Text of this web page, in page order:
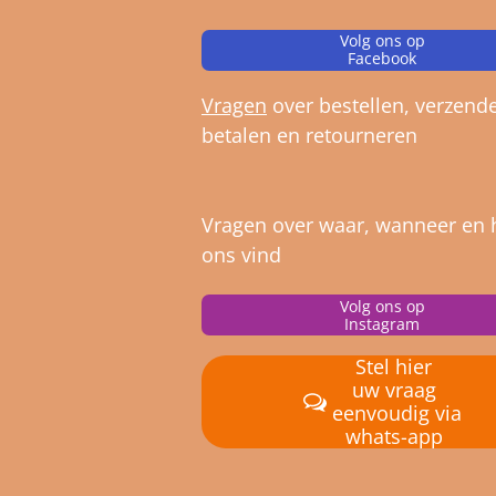
Volg ons op
Facebook
Vragen over bestellen, verz
betalen en retourneren
Vragen over waar, wanneer en
ons vind
Volg ons op
Instagram
Stel hier
uw vraag
eenvoudig via
whats-app